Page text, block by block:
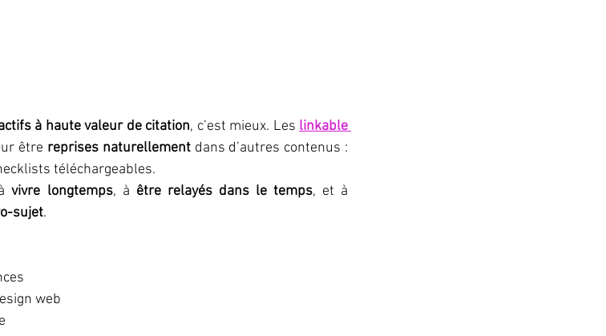
à haute valeur de citation, c’est mieux. Les linkable
être reprises naturellement dans d’autres contenus :
téléchargeables.
à vivre longtemps, à être relayés dans le temps
sujet.
web